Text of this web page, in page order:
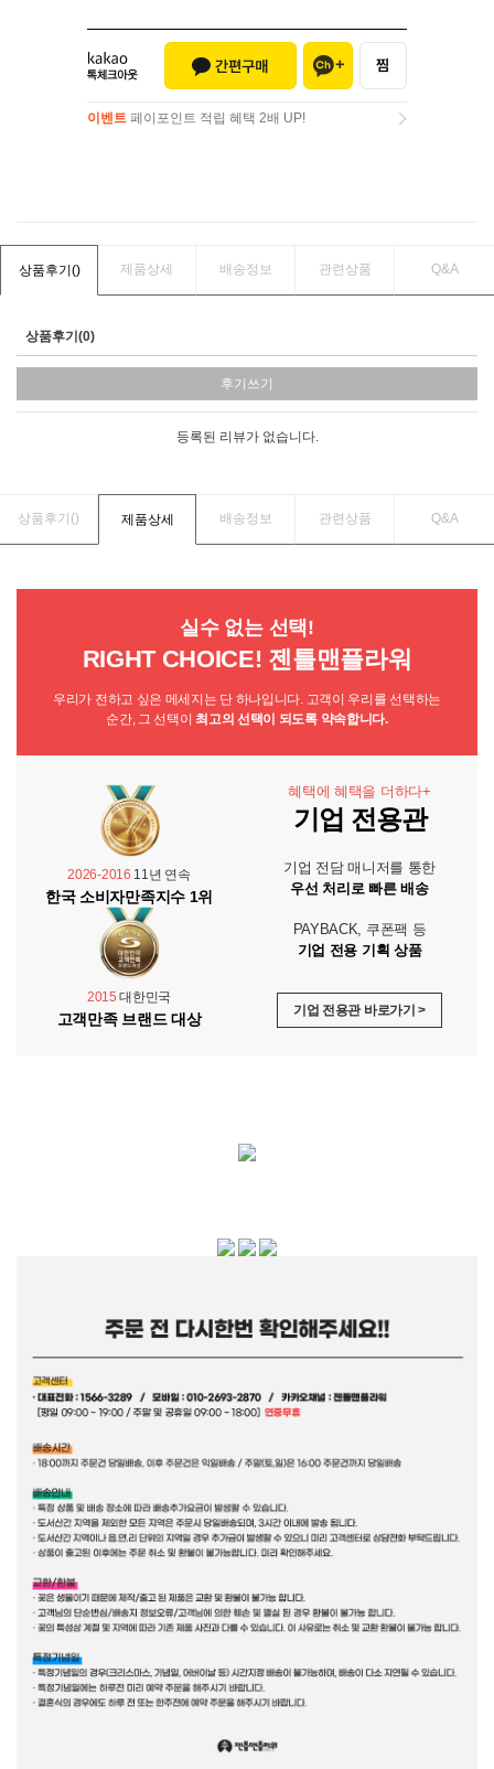
이벤트 페이포인트 적립 혜택 2배 UP!
상품후기() 제품상세 배송정보 관련상품 Q&A
상품후기(0)
후기쓰기
등록된 리뷰가 없습니다.
상품후기() 제품상세 배송정보 관련상품 Q&A
실수 없는 선택!
RIGHT CHOICE! 젠틀맨플라워
우리가 전하고 싶은 메세지는 단 하나입니다. 고객이 우리를 선택하는
순간, 그 선택이 최고의 선택이 되도록 약속합니다.
2026-2016 11년 연속
한국 소비자만족지수 1위
2015 대한민국
고객만족 브랜드 대상
혜택에 혜택을 더하다+
기업 전용관
기업 전담 매니저를 통한
우선 처리로 빠른 배송
PAYBACK, 쿠폰팩 등
기업 전용 기획 상품
기업 전용관 바로가기 >